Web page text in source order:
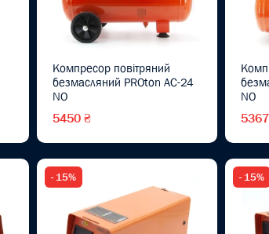
Компресор повітряний
безмасляний PROton AC-24
NO
5450 ₴
NO
- 15% - 15%